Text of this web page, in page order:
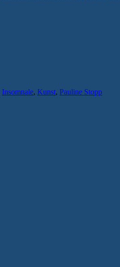
Insomnale, Kunst, Pauline Stopp